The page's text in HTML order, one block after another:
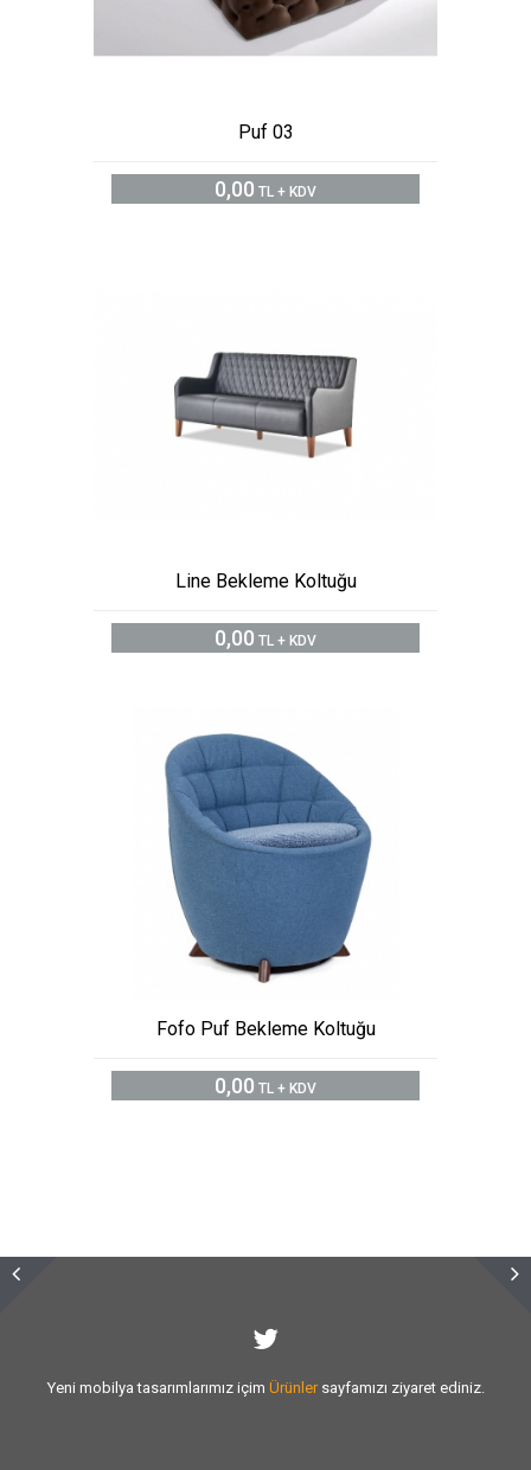
Puf 03
0,00 TL + KDV
Line Bekleme Koltuğu
0,00 TL + KDV
Fofo Puf Bekleme Koltuğu
0,00 TL + KDV
Sizlere vermiş olduğumuzhizmet kalitesiniartırmak için var gücümüzle